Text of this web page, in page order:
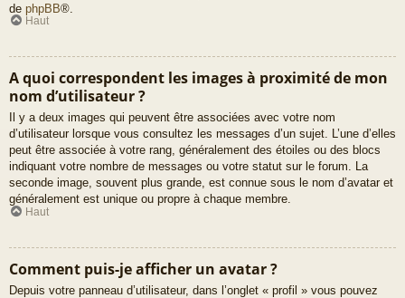
de phpBB®.
Haut
A quoi correspondent les images à proximité de mon
nom d’utilisateur ?
Il y a deux images qui peuvent être associées avec votre nom
d’utilisateur lorsque vous consultez les messages d’un sujet. L’une d’elles
peut être associée à votre rang, généralement des étoiles ou des blocs
indiquant votre nombre de messages ou votre statut sur le forum. La
seconde image, souvent plus grande, est connue sous le nom d’avatar et
généralement est unique ou propre à chaque membre.
Haut
Comment puis-je afficher un avatar ?
Depuis votre panneau d’utilisateur, dans l’onglet « profil » vous pouvez